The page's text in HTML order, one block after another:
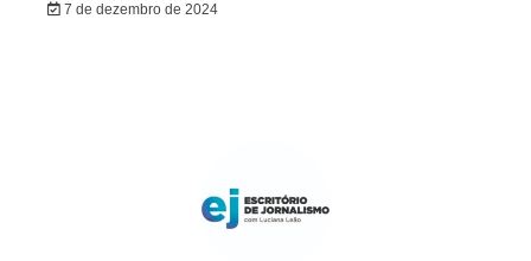
7 de dezembro de 2024